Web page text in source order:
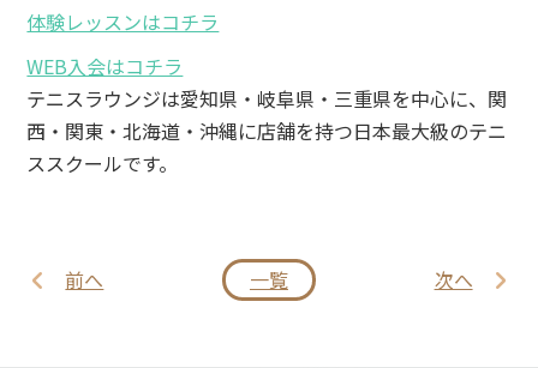
体験レッスンはコチラ
WEB入会はコチラ
テニスラウンジは愛知県・岐阜県・三重県を中心に、関
西・関東・北海道・沖縄に店舗を持つ日本最大級のテニ
ススクールです。
前へ 一覧 次へ